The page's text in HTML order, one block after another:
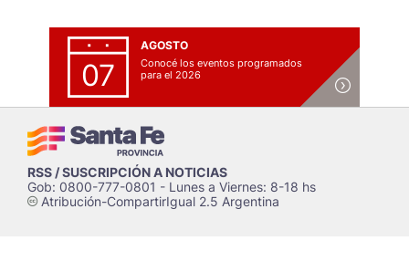
07
AGOSTO
Conocé los eventos programados
para el 2026
RSS / SUSCRIPCIÓN A NOTICIAS
Gob: 0800-777-0801 - Lunes a Viernes: 8-18 hs
cAtribución-CompartirIgual 2.5 Argentina